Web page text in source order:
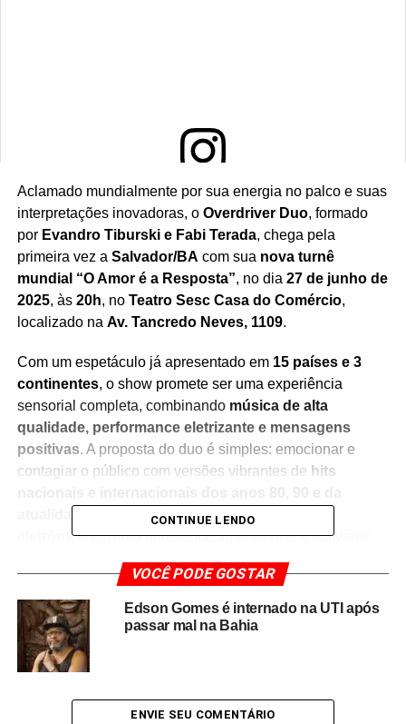
Ver essa foto no Instagram
Aclamado mundialmente por sua energia no palco e suas
interpretações inovadoras, o Overdriver Duo, formado
por Evandro Tiburski e Fabi Terada, chega pela
primeira vez a Salvador/BA com sua nova turnê
mundial “O Amor é a Resposta”, no dia 27 de junho de
2025, às 20h, no Teatro Sesc Casa do Comércio,
localizado na Av. Tancredo Neves, 1109.
Com um espetáculo já apresentado em 15 países e 3
continentes, o show promete ser uma experiência
sensorial completa, combinando música de alta
qualidade, performance eletrizante e mensagens
positivas. A proposta do duo é simples: emocionar e
contagiar o público com versões vibrantes de hits
, costurando estilos como
eletrônicoem uma apresentação acessível e cativante
Evandro e Fabi
, que se tornaram fenômeno global nas
redes sociais, acumulammais de 6 bilhões de
visualizações e 7 milhões de seguidores em 160
países, consolidando sua marca como uma das
dividiu palco e estúdio com grandes nomes da música
CONTINUE LENDO
VOCÊ PODE GOSTAR
Edson Gomes é internado na UTI após
passar mal na Bahia
ENVIE SEU COMENTÁRIO